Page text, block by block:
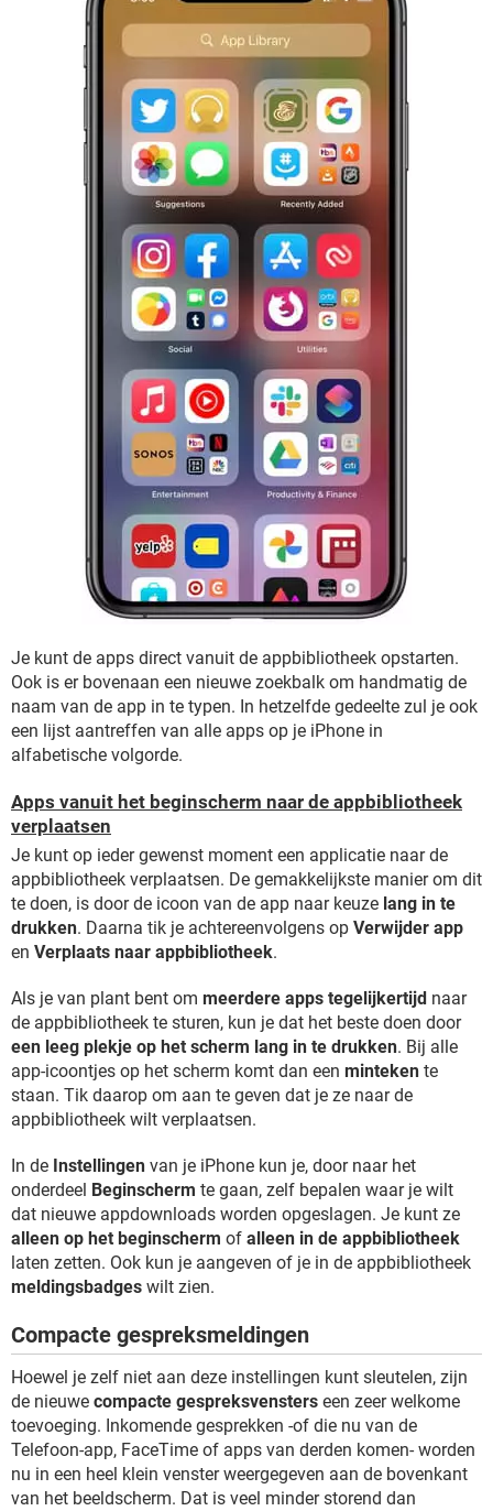
Je kunt de apps direct vanuit de appbibliotheek opstarten.
Ook is er bovenaan een nieuwe zoekbalk om handmatig de
naam van de app in te typen. In hetzelfde gedeelte zul je ook
een lijst aantreffen van alle apps op je iPhone in
alfabetische volgorde.
Apps vanuit het beginscherm naar de appbibliotheek
verplaatsen
Je kunt op ieder gewenst moment een applicatie naar de
appbibliotheek verplaatsen. De gemakkelijkste manier om dit
te doen, is door de icoon van de app naar keuze lang in te
drukken. Daarna tik je achtereenvolgens op Verwijder app
en Verplaats naar appbibliotheek.
Als je van plant bent om meerdere apps tegelijkertijd naar
de appbibliotheek te sturen, kun je dat het beste doen door
een leeg plekje op het scherm lang in te drukken. Bij alle
app-icoontjes op het scherm komt dan een minteken te
staan. Tik daarop om aan te geven dat je ze naar de
appbibliotheek wilt verplaatsen.
In de Instellingen van je iPhone kun je, door naar het
onderdeel Beginscherm te gaan, zelf bepalen waar je wilt
dat nieuwe appdownloads worden opgeslagen. Je kunt ze
alleen op het beginscherm of alleen in de appbibliotheek
laten zetten. Ook kun je aangeven of je in de appbibliotheek
meldingsbadges wilt zien.
Compacte gespreksmeldingen
Hoewel je zelf niet aan deze instellingen kunt sleutelen, zijn
de nieuwe compacte gespreksvensters een zeer welkome
toevoeging. Inkomende gesprekken -of die nu van de
Telefoon-app, FaceTime of apps van derden komen- worden
nu in een heel klein venster weergegeven aan de bovenkant
van het beeldscherm. Dat is veel minder storend dan